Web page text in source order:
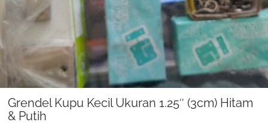
Grendel Kupu Kecil Ukuran 1.25″ (3cm) Hitam
& Putih